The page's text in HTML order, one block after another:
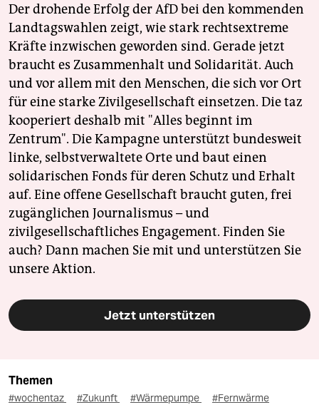
Der drohende Erfolg der AfD bei den kommenden
Landtagswahlen zeigt, wie stark rechtsextreme
Kräfte inzwischen geworden sind. Gerade jetzt
braucht es Zusammenhalt und Solidarität. Auch
und vor allem mit den Menschen, die sich vor Ort
für eine starke Zivilgesellschaft einsetzen. Die taz
kooperiert deshalb mit "Alles beginnt im
Zentrum". Die Kampagne unterstützt bundesweit
linke, selbstverwaltete Orte und baut einen
solidarischen Fonds für deren Schutz und Erhalt
auf. Eine offene Gesellschaft braucht guten, frei
zugänglichen Journalismus – und
zivilgesellschaftliches Engagement. Finden Sie
auch? Dann machen Sie mit und unterstützen Sie
unsere Aktion.
Jetzt unterstützen
Themen
#wochentaz #Zukunft #Wärmepumpe
#Fernwärme